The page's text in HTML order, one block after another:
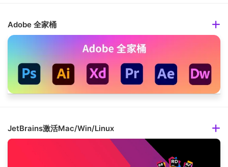
Adobe 全家桶
JetBrains激活Mac/Win/Linux